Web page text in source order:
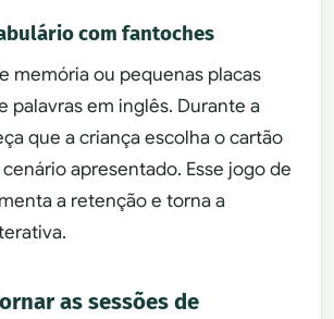
com fantoches
memória ou pequenas placas
palavras em inglês. Durante a
que a criança escolha o cartão
apresentado. Esse jogo de
a retenção e torna a
as sessões de